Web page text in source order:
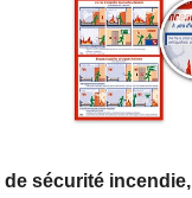
sécurité